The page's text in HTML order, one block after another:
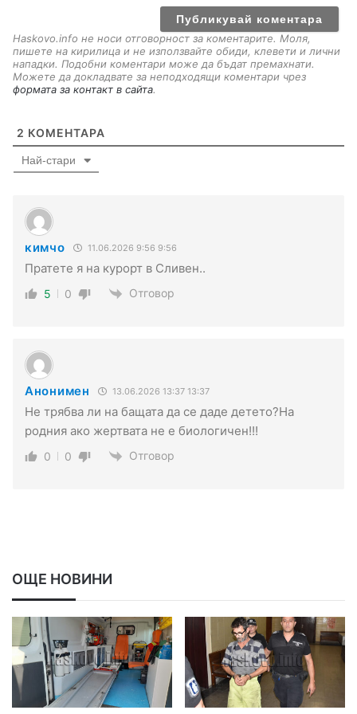
Haskovo.info не носи отговорност за коментарите. Моля,
пишете на кирилица и не използвайте обиди, клевети и лични
нападки. Подобни коментари може да бъдат премахнати.
Можете да докладвате за неподходящи коментари чрез
формата за контакт в сайта.
2 КОМЕНТАРА
Най-стари
кимчо 11.06.2026 9:56 9:56
Пратете я на курорт в Сливен..
5 0 Отговор
Анонимен 13.06.2026 13:37 13:37
Не трябва ли на бащата да се даде детето?На
родния ако жертвата не е биологичен!!!
0 0 Отговор
ОЩЕ НОВИНИ